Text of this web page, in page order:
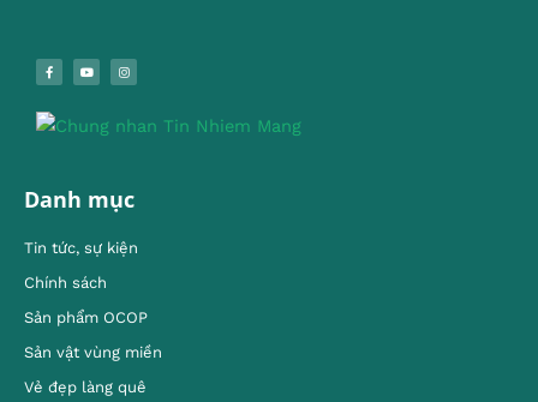
Danh mục
Tin tức, sự kiện
Chính sách
Sản phẩm OCOP
Sản vật vùng miền
Vẻ đẹp làng quê